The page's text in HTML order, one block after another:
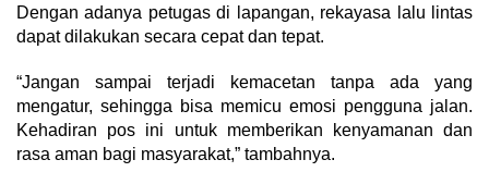
Dengan adanya petugas di lapangan, rekayasa lalu lintas
dapat dilakukan secara cepat dan tepat.
“Jangan sampai terjadi kemacetan tanpa ada yang
mengatur, sehingga bisa memicu emosi pengguna jalan.
Kehadiran pos ini untuk memberikan kenyamanan dan
rasa aman bagi masyarakat,” tambahnya.